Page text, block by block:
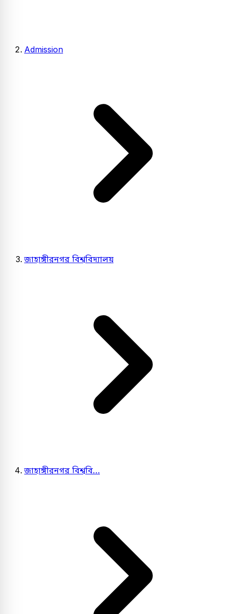
Admission
জাহাঙ্গীরনগর বিশ্ববিদ্যালয়
জাহাঙ্গীরনগর বিশ্ববি…